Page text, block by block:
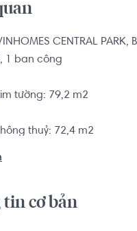
CENTRAL PARK,
1 ban công
tường: 79,2 m2
thuỷ: 72,4 m2
công: Đông Bắc
tin cơ bản